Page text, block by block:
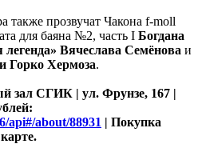
также прозвучат Чакона f-moll
для баяна №2, часть I Богдана
легенда» Вячеслава Семёнова и
Горко Хермоза.
зал СГИК | ул. Фрунзе, 167 |
api#/about/88931 | Покупка